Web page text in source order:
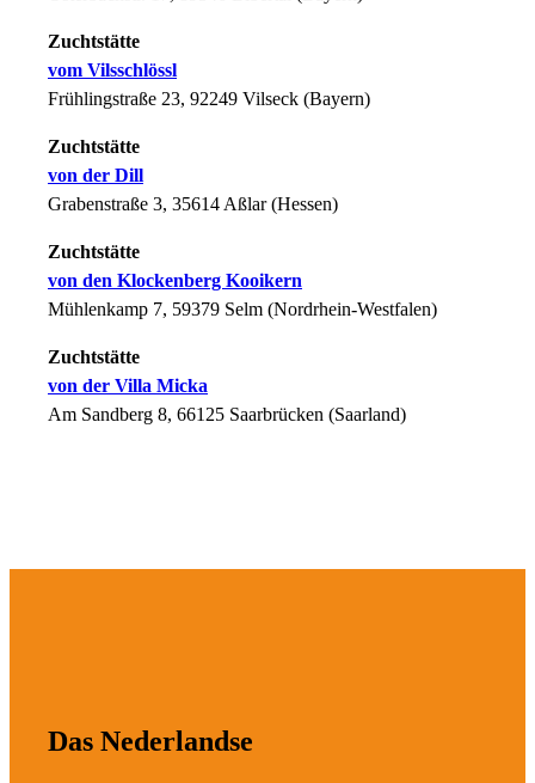
Zuchtstätte
vom Vilsschlössl
Frühlingstraße 23, 92249 Vilseck (Bayern)
Zuchtstätte
von der Dill
Grabenstraße 3, 35614 Aßlar (Hessen)
Zuchtstätte
von den Klockenberg Kooikern
Mühlenkamp 7, 59379 Selm (Nordrhein-Westfalen)
Zuchtstätte
von der Villa Micka
Am Sandberg 8, 66125 Saarbrücken (Saarland)
Das Nederlandse